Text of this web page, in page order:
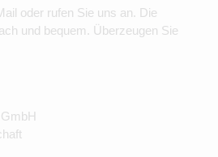
oder rufen Sie uns an. Die
und bequem. Überzeugen Sie